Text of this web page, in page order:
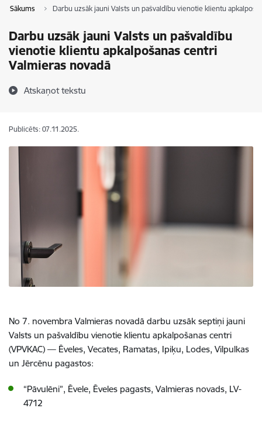
Sākums Darbu uzsāk jauni Valsts un pašvaldību vienotie klientu
Darbu uzsāk jauni Valsts un pašvaldību
vienotie klientu apkalpošanas centri
Valmieras novadā
Atskaņot tekstu
Publicēts: 07.11.2025.
No 7. novembra Valmieras novadā darbu uzsāk septiņi jauni
Valsts un pašvaldību vienotie klientu apkalpošanas centri
(VPVKAC) — Ēveles, Vecates, Ramatas, Ipiķu, Lodes, Vilpulkas
un Jērcēnu pagastos:
“Pāvulēni”, Ēvele, Ēveles pagasts, Valmieras novads, LV-
4712